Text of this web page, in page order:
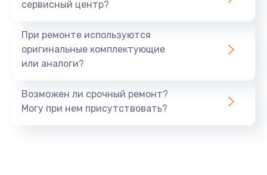
сервисный центр?
При ремонте используются
оригинальные комплектующие
или аналоги?
Возможен ли срочный ремонт?
Могу при нем присутствовать?